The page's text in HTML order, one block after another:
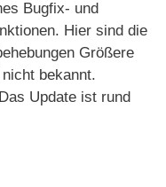
Bugfix- und
Hier sind die
Größere
bekannt.
Update ist rund